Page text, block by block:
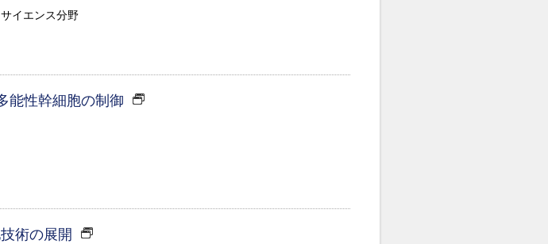
イエンス分野
能性幹細胞の制御
術の展開